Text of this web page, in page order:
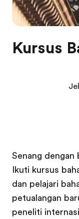
Kursus
Senang dengan
Ikuti kursus
dan pelajari
petualangan
peneliti